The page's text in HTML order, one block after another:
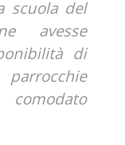
scuola del
avesse
di